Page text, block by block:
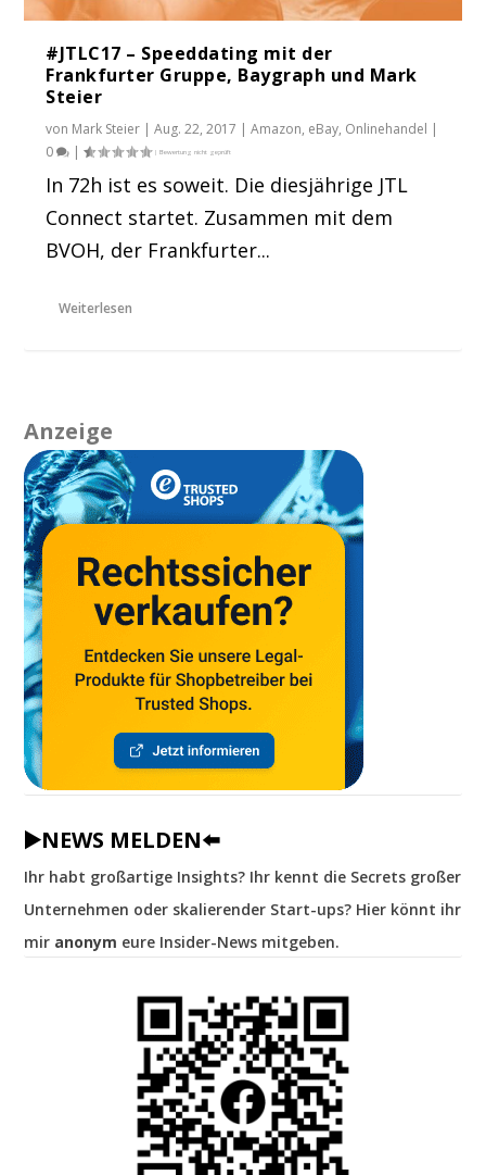
#JTLC17 – Speeddating mit der
Frankfurter Gruppe, Baygraph und Mark
Steier
von Mark Steier |Aug. 22, 2017 |Amazon, eBay, Onlinehandel |
0
|
In 72h ist es soweit. Die diesjährige JTL
Connect startet. Zusammen mit dem
BVOH, der Frankfurter...
Weiterlesen
Anzeige
▶️NEWS MELDEN⬅️
Ihr habt großartige Insights? Ihr kennt die Secrets großer
Unternehmen oder skalierender Start-ups? Hier könnt ihr
mir anonym eure Insider-News mitgeben.